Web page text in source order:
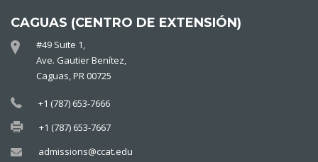
CAGUAS (CENTRO DE EXTENSIÓN)
#49 Suite 1,
Ave. Gautier Benítez,
Caguas, PR 00725
+1 (787) 653-7666
+1 (787) 653-7667
admissions@ccat.edu